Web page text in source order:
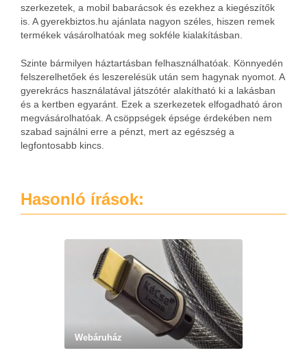
szerkezetek, a mobil babarácsok és ezekhez a kiegészítők
is. A gyerekbiztos.hu ajánlata nagyon széles, hiszen remek
termékek vásárolhatóak meg sokféle kialakításban.
Szinte bármilyen háztartásban felhasználhatóak. Könnyedén
felszerelhetőek és leszerelésük után sem hagynak nyomot. A
gyerekrács használatával játszótér alakítható ki a lakásban
és a kertben egyaránt. Ezek a szerkezetek elfogadható áron
megvásárolhatóak. A csöppségek épsége érdekében nem
szabad sajnálni erre a pénzt, mert az egészség a
legfontosabb kincs.
Hasonló írások:
Webáruház